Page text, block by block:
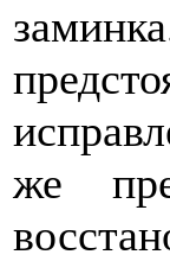
же